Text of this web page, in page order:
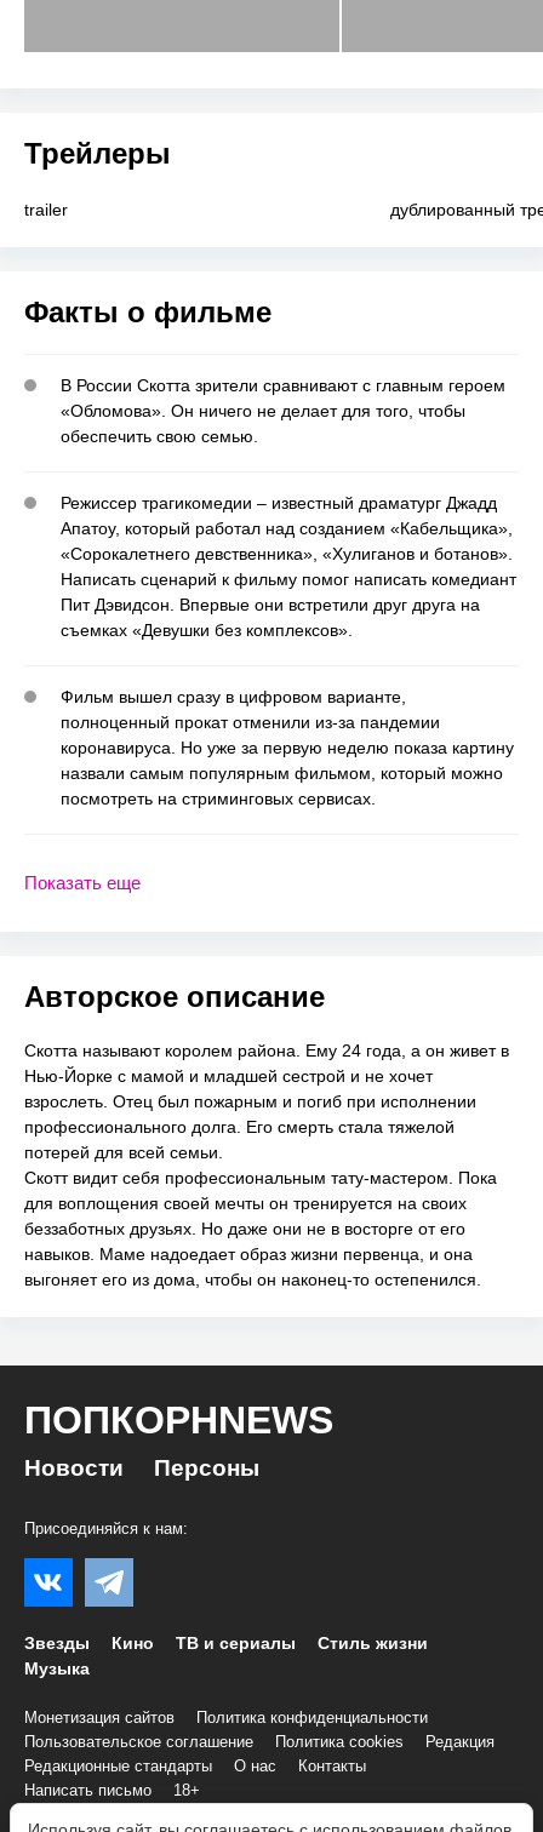
Трейлеры
trailer дублированный
Факты о фильме
В России Скотта зрители сравнивают с главным героем
«Обломова». Он ничего не делает для того, чтобы
обеспечить свою семью.
Режиссер трагикомедии ‒ известный драматург Джадд
Апатоу, который работал над созданием «Кабельщика»,
«Сорокалетнего девственника», «Хулиганов и ботанов».
Написать сценарий к фильму помог написать комедиант
Пит Дэвидсон. Впервые они встретили друг друга на
съемках «Девушки без комплексов».
Фильм вышел сразу в цифровом варианте,
полноценный прокат отменили из-за пандемии
коронавируса. Но уже за первую неделю показа картину
назвали самым популярным фильмом, который можно
посмотреть на стриминговых сервисах.
Показать еще
Авторское описание
Скотта называют королем района. Ему 24 года, а он живет в
Нью-Йорке с мамой и младшей сестрой и не хочет
взрослеть. Отец был пожарным и погиб при исполнении
профессионального долга. Его смерть стала тяжелой
потерей для всей семьи.
Скотт видит себя профессиональным тату-мастером. Пока
для воплощения своей мечты он тренируется на своих
беззаботных друзьях. Но даже они не в восторге от его
навыков. Маме надоедает образ жизни первенца, и она
выгоняет его из дома, чтобы он наконец-то остепенился.
ПОПКОРНNEWS
Новости Персоны
Присоединяйся к нам:
Звезды Кино ТВ и сериалы
Стиль жизни
Музыка
Монетизация сайтов
Политика конфиденциальности
Пользовательское соглашение
Политика cookies
Редакция
Редакционные стандарты
О нас
Контакты
Написать письмо
18+